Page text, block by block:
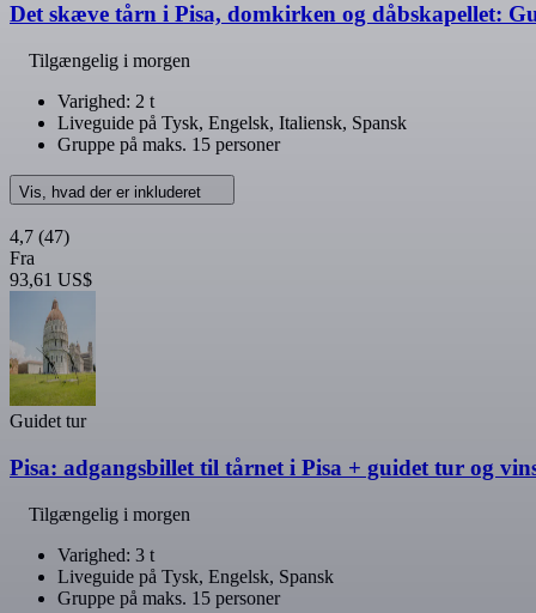
Det skæve tårn i Pisa, domkirken og dåbskapellet:
Tilgængelig i morgen
Varighed: 2 t
Liveguide på Tysk, Engelsk, Italiensk, Spansk
Gruppe på maks. 15 personer
Vis, hvad der er inkluderet
4,7 (47)
Fra
93,61 US$
Guidet tur
Pisa: adgangsbillet til tårnet i Pisa + guidet tur og
Tilgængelig i morgen
Varighed: 3 t
Liveguide på Tysk, Engelsk, Spansk
Gruppe på maks. 15 personer